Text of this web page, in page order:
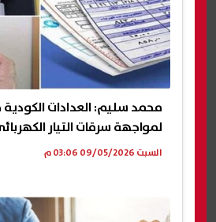
محمد سليم: العدادات
لمواجهة سرقات التيار
السبت 09/05/2026 03:06 م